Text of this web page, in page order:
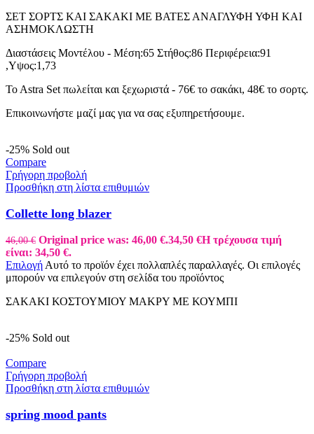
ΣΕΤ ΣΟΡΤΣ ΚΑΙ ΣΑΚΑΚΙ ΜΕ ΒΑΤΕΣ ΑΝΑΓΛΥΦΗ ΥΦΗ ΚΑΙ
ΑΣΗΜΟΚΛΩΣΤΗ
Διαστάσεις Μοντέλου - Μέση:65 Στήθος:86 Περιφέρεια:91
,Υψος:1,73
To Astra Set πωλείται και ξεχωριστά - 76€ το σακάκι, 48€ το σορτς.
Επικοινωνήστε μαζί μας για να σας εξυπηρετήσουμε.
-25% Sold out
Compare
Γρήγορη προβολή
Προσθήκη στη λίστα επιθυμιών
Collette long blazer
46,00€ Original price was: 46,00 €.34,50 €Η τρέχουσα τιμή
είναι: 34,50 €.
Επιλογή Αυτό το προϊόν έχει πολλαπλές παραλλαγές. Οι επιλογές
μπορούν να επιλεγούν στη σελίδα του προϊόντος
ΣΑΚΑΚΙ ΚΟΣΤΟΥΜΙΟΥ ΜΑΚΡΥ ΜΕ ΚΟΥΜΠΙ
-25% Sold out
Compare
Γρήγορη προβολή
Προσθήκη στη λίστα επιθυμιών
spring mood pants